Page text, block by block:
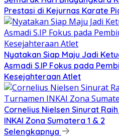
Prestasi di Kejurnas Karate
Nyatakan Siap Maju Jadi
Asmadi S.IP Fokus pada
Kesejahteraan Atlet
Cornelius Nielsen Sinurat
INKAI Zona Sumatera 1 & 2
Selengkapnya